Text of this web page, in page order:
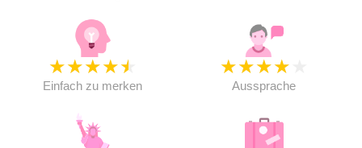
★★★★★
Einfach zu merken
★★★★
Aussprache